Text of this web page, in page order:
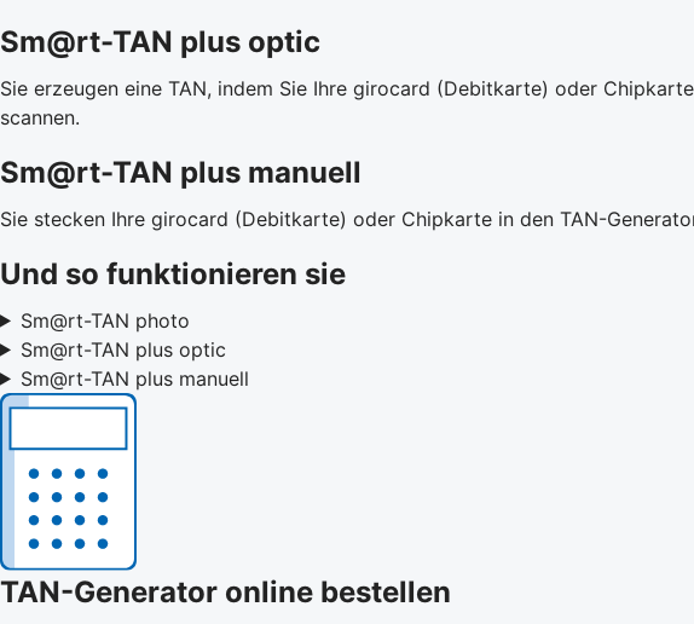
Sm@rt-TAN plus optic
Sie erzeugen eine TAN, indem Sie Ihre girocard (Debitkarte) oder
scannen.
Sm@rt-TAN plus manuell
Sie stecken Ihre girocard (Debitkarte) oder Chipkarte in den TAN-
Und so funktionieren sie
Sm@rt-TAN photo
Sm@rt-TAN plus optic
Sm@rt-TAN plus manuell
TAN-Generator online bestellen